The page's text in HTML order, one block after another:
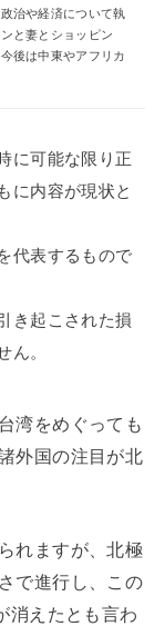
治や経済について執
と妻とショッピン
後は中東やアフリカ
に可能な限り正
に内容が現状と
代表するもので
き起こされた損
ん。
湾をめぐっても
外国の注目が北
れますが、北極
で進行し、この
消えたとも言わ